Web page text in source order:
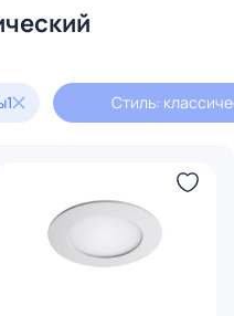
1 Стиль:
Потолочные